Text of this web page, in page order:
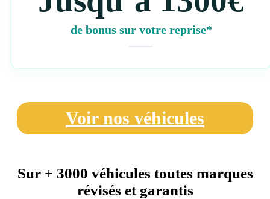
de bonus sur votre reprise*
Voir nos véhicules
Sur + 3000 véhicules toutes marques
révisés et garantis